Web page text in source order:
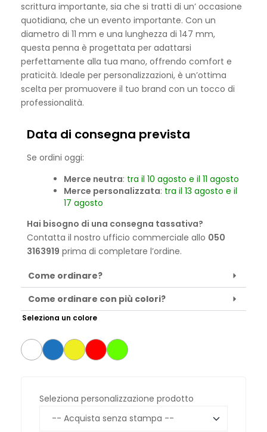
scrittura importante, sia che si tratti di un’ occasione
quotidiana, che un evento importante. Con un
diametro di 11 mm e una lunghezza di 147 mm,
questa penna è progettata per adattarsi
perfettamente alla tua mano, offrendo comfort e
praticità. Ideale per personalizzazioni, è un’ottima
scelta per promuovere il tuo brand con un tocco di
professionalità.
Data di consegna prevista
Se ordini oggi:
Merce neutra: tra il 10 agosto e il 11 agosto
Merce personalizzata: tra il 13 agosto e il
17 agosto
Hai bisogno di una consegna tassativa?
Contatta il nostro ufficio commerciale allo 050
3163919 prima di completare l’ordine.
Come ordinare?
Come ordinare con più colori?
Seleziona un colore
Seleziona personalizzazione prodotto